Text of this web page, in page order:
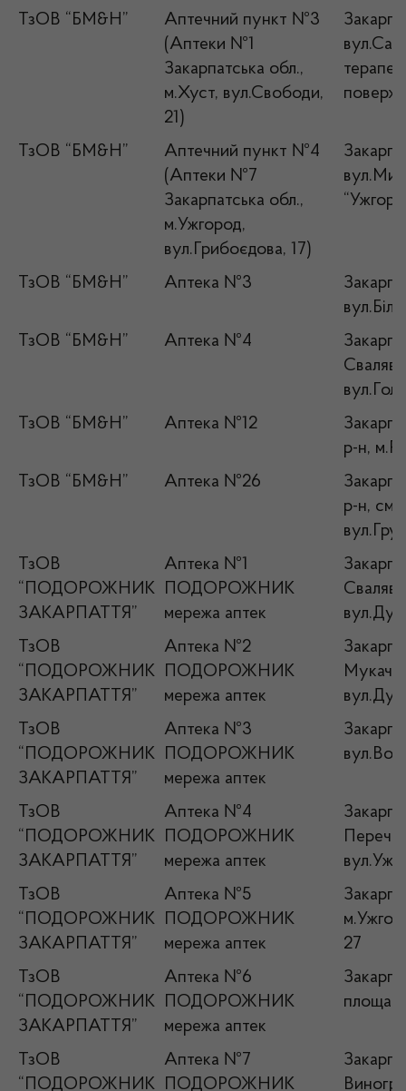
ТзОВ “БМ&Н”
Аптечний пункт №3
(Аптеки №1
Закарпатська обл.,
м.Хуст, вул.Свободи,
21)
поверх
ТзОВ “БМ&Н”
Аптечний пункт №4
(Аптеки №7
Закарпатська обл.,
м.Ужгород,
вул.Грибоєдова, 17)
ТзОВ “БМ&Н” Аптека №3
ТзОВ “БМ&Н”
Аптека №4
ТзОВ “БМ&Н”
Аптека №12
р-н,
ТзОВ “БМ&Н”
Аптека №26
р-н, смт
ТзОВ
“ПОДОРОЖНИК
ЗАКАРПАТТЯ”
Аптека №1
ПОДОРОЖНИК
мережа аптек
ТзОВ
“ПОДОРОЖНИК
ЗАКАРПАТТЯ”
Аптека №2
ПОДОРОЖНИК
мережа аптек
ТзОВ
“ПОДОРОЖНИК
ЗАКАРПАТТЯ”
Аптека №3
ПОДОРОЖНИК
мережа аптек
ТзОВ
“ПОДОРОЖНИК
ЗАКАРПАТТЯ”
Аптека №4
ПОДОРОЖНИК
мережа аптек
ТзОВ
“ПОДОРОЖНИК
ЗАКАРПАТТЯ”
Аптека №5
ПОДОРОЖНИК
мережа аптек
27
ТзОВ
“ПОДОРОЖНИК
ЗАКАРПАТТЯ”
Аптека №6
ПОДОРОЖНИК
мережа аптек
площа
ТзОВ
“ПОДОРОЖНИК
Аптека №7
ПОДОРОЖНИК